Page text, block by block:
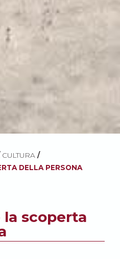
CULTURA /
DELLA PERSONA
la scoperta